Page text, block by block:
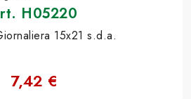
H05220
15x21 s.d.a.
7,42 €